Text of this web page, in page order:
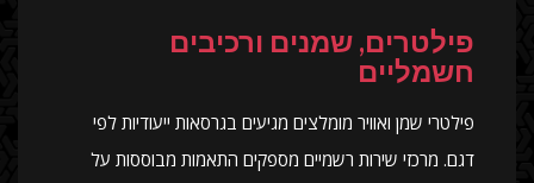
פילטרים, שמנים ורכיבים
חשמליים
פילטרי שמן ואוויר מומלצים מגיעים בגרסאות ייעודיות לפי
דגם. מרכזי שירות רשמיים מספקים התאמות מבוססות על